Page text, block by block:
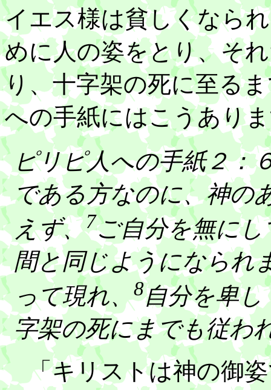
イエス様は貧しくなら
めに人の姿をとり、そ
り、十字架の死に至る
への手紙にはこうあり
ピリピ人への手紙２：
である方なのに、神の
えず、7ご自分を無に
間と同じようになられ
って現れ、8自分を卑
字架の死にまでも従わ
「キリストは神の御姿